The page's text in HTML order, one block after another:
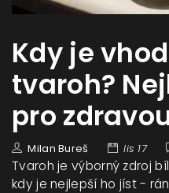
Kdy je
tvaroh?
pro
Milan Bureš lis 17
Tvaroh je výborný zdroj
kdy je nejlepší ho jíst -